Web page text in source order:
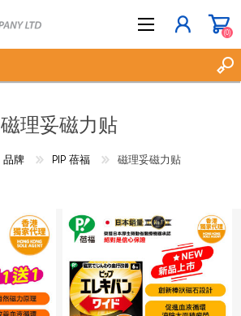
(0)
磁理妥磁力贴
品牌 PIP 蓓福 磁理妥磁力贴